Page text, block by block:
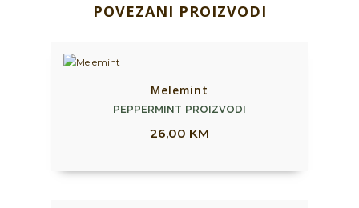
POVEZANI PROIZVODI
Melemint
PEPPERMINT PROIZVODI
26,00 KM